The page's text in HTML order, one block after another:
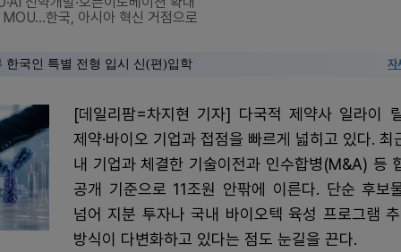
한국, 아시아 혁신 거점으로
한국인 특별 전형 입시 신(편)입학 자
[데일리팜=차지현 기자] 다국적 제약사 일라이
제약·바이오 기업과 접점을 빠르게 넓히고 있다. 최
내 기업과 체결한 기술이전과 인수합병(M&A) 등
공개 기준으로 11조원 안팎에 이른다. 단순 후보
넘어 지분 투자나 국내 바이오텍 육성 프로그램
방식이 다변화하고 있다는 점도 눈길을 끈다.